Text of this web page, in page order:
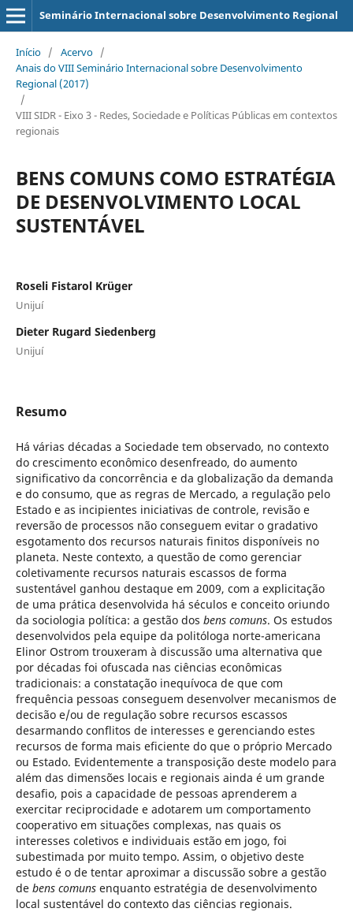
Seminário Internacional sobre Desenvolvimento Regional
Início / Acervo /
Anais do VIII Seminário Internacional sobre Desenvolvimento
Regional (2017)
/
VIII SIDR - Eixo 3 - Redes, Sociedade e Políticas Públicas em contextos
regionais
BENS COMUNS COMO ESTRATÉGIA
DE DESENVOLVIMENTO LOCAL
SUSTENTÁVEL
Roseli Fistarol Krüger
Unijuí
Dieter Rugard Siedenberg
Unijuí
Resumo
Há várias décadas a Sociedade tem observado, no contexto
do crescimento econômico desenfreado, do aumento
significativo da concorrência e da globalização da demanda
e do consumo, que as regras de Mercado, a regulação pelo
Estado e as incipientes iniciativas de controle, revisão e
reversão de processos não conseguem evitar o gradativo
esgotamento dos recursos naturais finitos disponíveis no
planeta. Neste contexto, a questão de como gerenciar
coletivamente recursos naturais escassos de forma
sustentável ganhou destaque em 2009, com a explicitação
de uma prática desenvolvida há séculos e conceito oriundo
da sociologia política: a gestão dos bens comuns. Os estudos
desenvolvidos pela equipe da politóloga norte-americana
Elinor Ostrom trouxeram à discussão uma alternativa que
por décadas foi ofuscada nas ciências econômicas
tradicionais: a constatação inequívoca de que com
frequência pessoas conseguem desenvolver mecanismos de
decisão e/ou de regulação sobre recursos escassos
desarmando conflitos de interesses e gerenciando estes
recursos de forma mais eficiente do que o próprio Mercado
ou Estado. Evidentemente a transposição deste modelo para
além das dimensões locais e regionais ainda é um grande
desafio, pois a capacidade de pessoas aprenderem a
exercitar reciprocidade e adotarem um comportamento
cooperativo em situações complexas, nas quais os
interesses coletivos e individuais estão em jogo, foi
subestimada por muito tempo. Assim, o objetivo deste
estudo é o de tentar aproximar a discussão sobre a gestão
de bens comunsenquanto estratégia de desenvolvimento
local sustentável do contexto das ciências regionais.